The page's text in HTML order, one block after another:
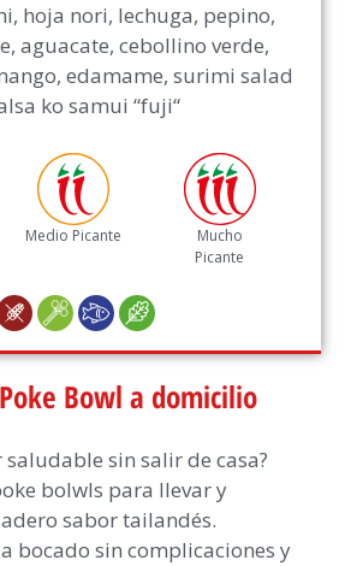
hoja nori, lechuga, pepino,
aguacate, cebollino verde,
edamame, surimi salad
ko samui “fuji“
Medio Picante
Mucho
Picante
Bowl a domicilio
saludable sin salir de casa?
bolwls para llevar y
sabor tailandés.
bocado sin complicaciones y